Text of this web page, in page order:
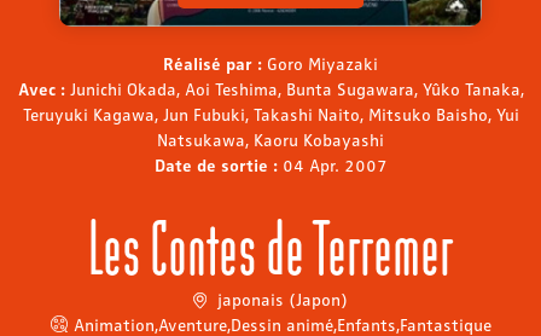
Réalisé par : Goro Miyazaki
Avec : Junichi Okada, Aoi Teshima, Bunta Sugawara, Yûko Tanaka,
Teruyuki Kagawa, Jun Fubuki, Takashi Naito, Mitsuko Baisho, Yui
Natsukawa, Kaoru Kobayashi
Date de sortie : 04 Apr. 2007
Les Contes de Terremer
japonais (Japon)
Animation,Aventure,Dessin animé,Enfants,Fantastique